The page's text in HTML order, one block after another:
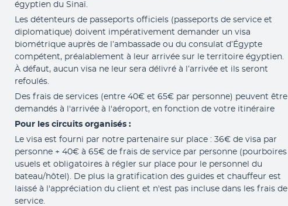
égyptien du Sinaï.
Les détenteurs de passeports officiels (passeports de service et
diplomatique) doivent impérativement demander un visa
biométrique auprès de l’ambassade ou du consulat d’Égypte
compétent, préalablement à leur arrivée sur le territoire égyptien.
À défaut, aucun visa ne leur sera délivré à l’arrivée et ils seront
refoulés.
Des frais de services (entre 40€ et 65€ par personne) peuvent être
demandés à l'arrivée à l'aéroport, en fonction de votre itinéraire
Pour les circuits organisés :
Le visa est fourni par notre partenaire sur place : 36€ de visa par
personne + 40€ à 65€ de frais de service par personne (pourboires
usuels et obligatoires à régler sur place pour le personnel du
bateau/hôtel). De plus la gratification des guides et chauffeur est
laissé à l'appréciation du client et n'est pas incluse dans les frais de
service.